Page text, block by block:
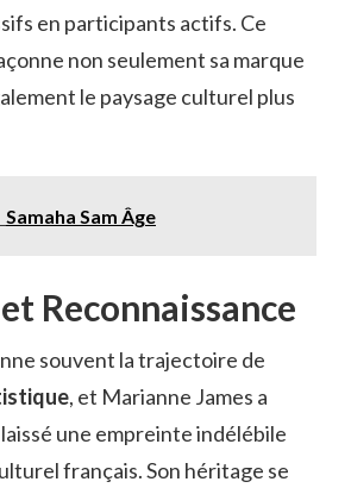
en participants actifs. Ce
non seulement sa marque
le paysage culturel plus
Samaha Sam Âge
Reconnaissance
souvent la trajectoire de
, et Marianne James a
une empreinte indélébile
français. Son héritage se